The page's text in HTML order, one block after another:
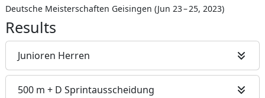
Deutsche Meisterschaften Geisingen (Jun 23 – 25, 2023)
Results
Junioren Herren
500 m + D Sprintausscheidung